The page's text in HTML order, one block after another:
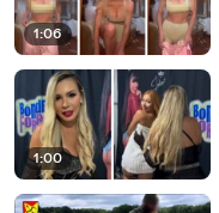
1:06
1:00